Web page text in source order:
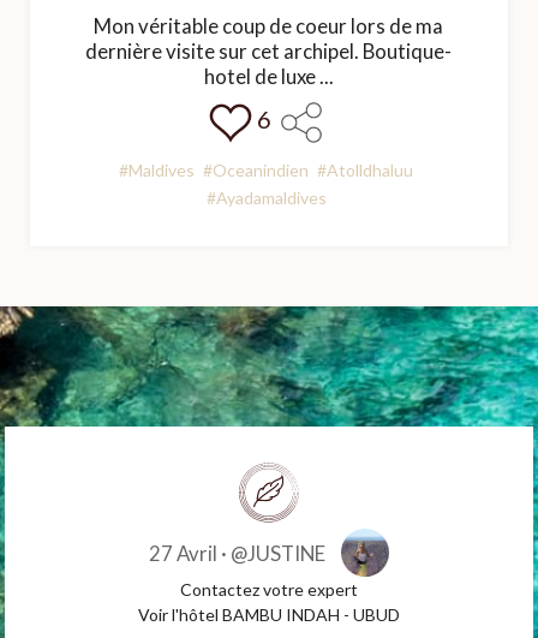
Mon véritable coup de coeur lors de ma
dernière visite sur cet archipel. Boutique-
hotel de luxe ...
6
#Maldives #Oceanindien #Atolldhaluu
#Ayadamaldives
27 Avril · @JUSTINE
Contactez votre expert
Voir l'hôtel BAMBU INDAH - UBUD